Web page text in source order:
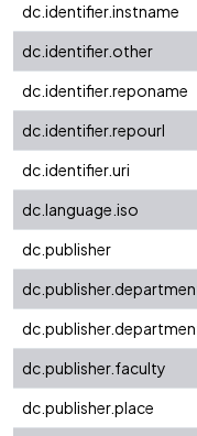
dc.identifier.instname
dc.identifier.other
dc.identifier.reponame
dc.identifier.repourl
dc.identifier.uri
dc.language.iso
dc.publisher
dc.publisher.faculty
dc.publisher.place